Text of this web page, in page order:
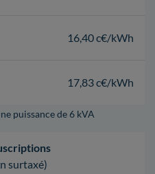
16,40 c€/kWh
17,83 c€/kWh
puissance de 6 kVA
surtaxé)